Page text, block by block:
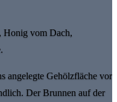
Honig vom Dach,
angelegte Gehölzfläche vor
Der Brunnen auf der